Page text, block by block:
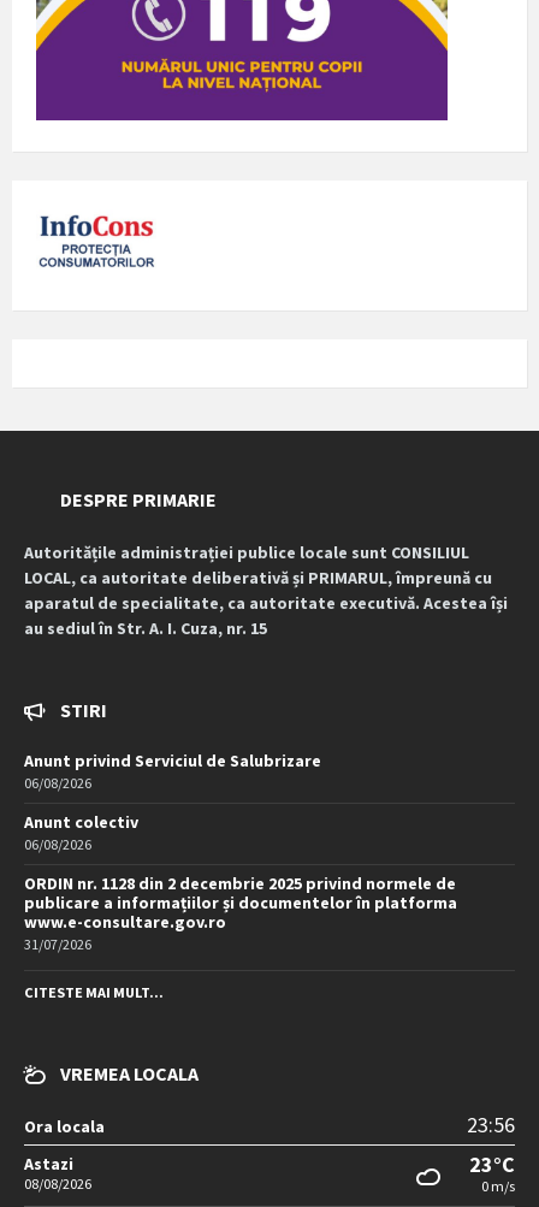
DESPRE PRIMARIE
Autoritățile administrației publice locale sunt CONSILIUL
LOCAL, ca autoritate deliberativă și PRIMARUL, împreună cu
aparatul de specialitate, ca autoritate executivă. Acestea își
au sediul în Str. A. I. Cuza, nr. 15
STIRI
Anunt privind Serviciul de Salubrizare
06/08/2026
Anunt colectiv
06/08/2026
ORDIN nr. 1128 din 2 decembrie 2025 privind normele de
publicare a informațiilor și documentelor în platforma
www.e-consultare.gov.ro
31/07/2026
CITESTE MAI MULT...
VREMEA LOCALA
Ora locala 23:56
Astazi
08/08/2026
23°C
0 m/s